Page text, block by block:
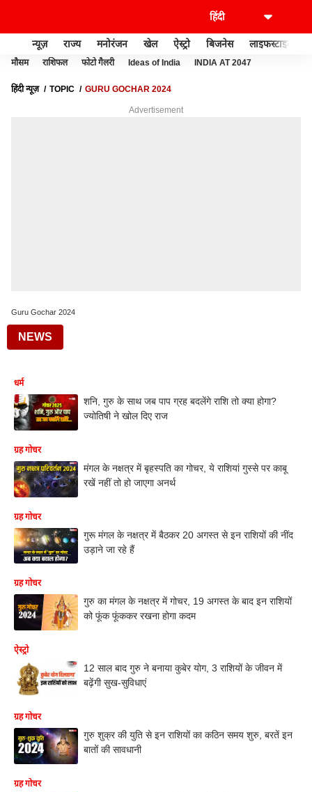
न्यूज़ राज्य मनोरंजन खेल ऐस्ट्रो बिजनेस लाइफस्टाइल
मौसम राशिफल फोटो गैलरी Ideas of India INDIA AT 2047
हिंदी न्यूज़ TOPIC GURU GOCHAR 2024
Advertisement
Guru Gochar 2024
NEWS
धर्म
शनि, गुरु के साथ जब पाप ग्रह बदलेंगे राशि तो क्या होगा?
ज्योतिषी ने खोल दिए राज
ग्रह गोचर
मंगल के नक्षत्र में बृहस्पति का गोचर, ये राशियां गुस्से पर काबू
रखें नहीं तो हो जाएगा अनर्थ
ग्रह गोचर
गुरू मंगल के नक्षत्र में बैठकर 20 अगस्त से इन राशियों की नींद
उड़ाने जा रहे हैं
ग्रह गोचर
गुरु का मंगल के नक्षत्र में गोचर, 19 अगस्त के बाद इन राशियों
को फूंक फूंककर रखना होगा कदम
ऐस्ट्रो
12 साल बाद गुरु ने बनाया कुबेर योग, 3 राशियों के जीवन में
बढ़ेंगी सुख-सुविधाएं
ग्रह गोचर
गुरु शुक्र की युति से इन राशियों का कठिन समय शुरु, बरतें इन
बातों की सावधानी
ग्रह गोचर